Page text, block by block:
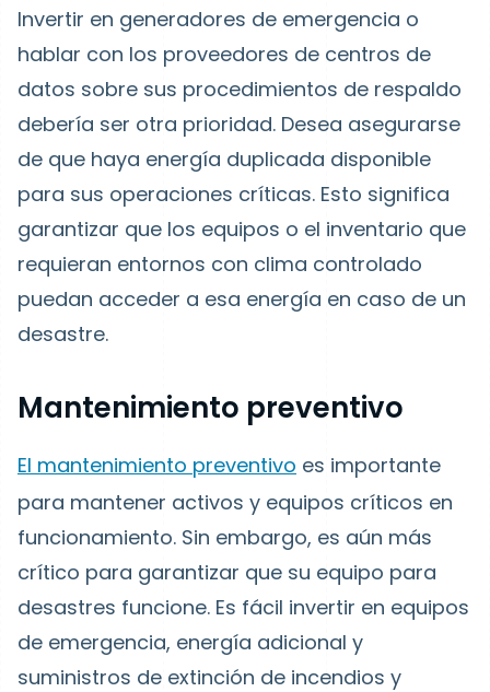
Invertir en generadores de emergencia o
hablar con los proveedores de centros de
datos sobre sus procedimientos de respaldo
debería ser otra prioridad. Desea asegurarse
de que haya energía duplicada disponible
para sus operaciones críticas. Esto significa
garantizar que los equipos o el inventario que
requieran entornos con clima controlado
puedan acceder a esa energía en caso de un
desastre.
Mantenimiento preventivo
El mantenimiento preventivo es importante
para mantener activos y equipos críticos en
funcionamiento. Sin embargo, es aún más
crítico para garantizar que su equipo para
desastres funcione. Es fácil invertir en equipos
de emergencia, energía adicional y
suministros de extinción de incendios y